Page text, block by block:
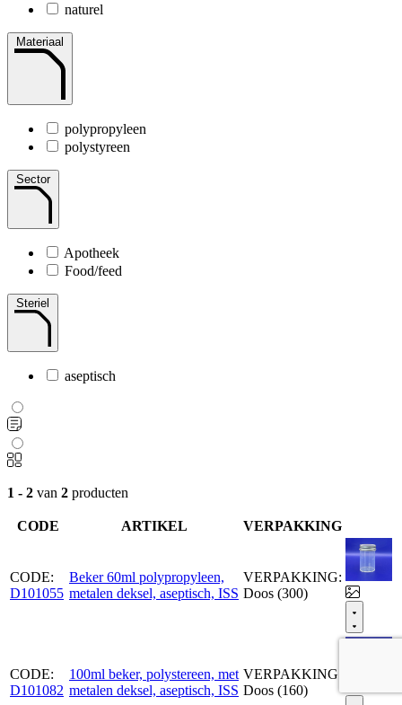
naturel
Materiaal
polypropyleen
polystyreen
Sector
Apotheek
Food/feed
Steriel
aseptisch
1 - 2 van 2 producten
CODE ARTIKEL VERPAKKING
CODE:
D101055
Beker 60ml polypropyleen,
metalen deksel, aseptisch, ISS
VERPAKKING:
Doos (300)
CODE:
D101082
100ml beker, polystereen, met
metalen deksel, aseptisch, ISS
VERPAKKING:
Doos (160)